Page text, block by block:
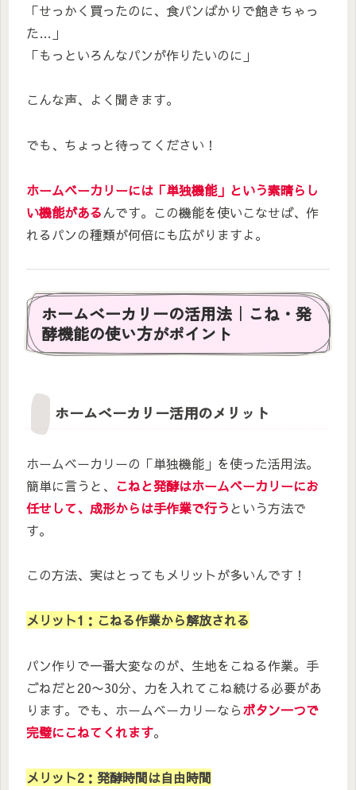
「せっかく買ったのに、食パンばかりで飽きちゃっ
た…」
「もっといろんなパンが作りたいのに」
こんな声、よく聞きます。
でも、ちょっと待ってください！
ホームベーカリーには「単独機能」という素晴らし
い機能があるんです。この機能を使いこなせば、作
れるパンの種類が何倍にも広がりますよ。
ホームベーカリーの活用法｜こね・発
酵機能の使い方がポイント
ホームベーカリー活用のメリット
ホームベーカリーの「単独機能」を使った活用法。
簡単に言うと、 こねと発酵はホームベーカリーにお
任せして、成形からは手作業で行うという方法で
す。
この方法、実はとってもメリットが多いんです！
メリット1：こねる作業から解放される
パン作りで一番大変なのが、生地をこねる作業。手
ごねだと20〜30分、力を入れてこね続ける必要があ
ります。でも、ホームベーカリーならボタン一つで
完璧にこねてくれます。
メリット2：発酵時間は自由時間